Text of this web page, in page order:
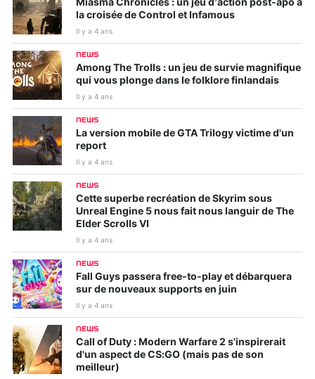
Miasma Chronicles : un jeu d’action post-apo à
la croisée de Control et Infamous
Il y a 4 ans
NEWS
Among The Trolls : un jeu de survie magnifique
qui vous plonge dans le folklore finlandais
Il y a 4 ans
NEWS
La version mobile de GTA Trilogy victime d'un
report
Il y a 4 ans
NEWS
Cette superbe recréation de Skyrim sous
Unreal Engine 5 nous fait nous languir de The
Elder Scrolls VI
Il y a 4 ans
NEWS
Fall Guys passera free-to-play et débarquera
sur de nouveaux supports en juin
Il y a 4 ans
NEWS
Call of Duty : Modern Warfare 2 s'inspirerait
d'un aspect de CS:GO (mais pas de son
meilleur)